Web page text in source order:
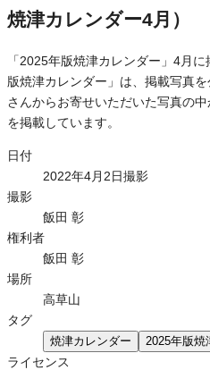
焼津カレンダー4月）
「2025年版焼津カレンダー」4月
版焼津カレンダー」は、掲載写真
さんからお寄せいただいた写真の
を掲載しています。
日付
2022年4月2日撮影
撮影
飯田 彰
権利者
飯田 彰
場所
高草山
タグ
焼津カレンダー 2025年版焼
ライセンス